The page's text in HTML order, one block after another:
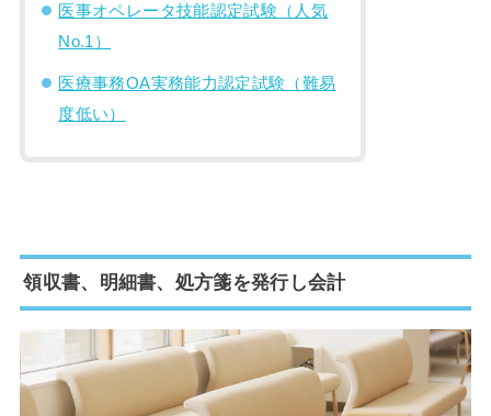
医事オペレータ技能認定試験（人気
No.1）
医療事務OA実務能力認定試験（難易
度低い）
領収書、明細書、処方箋を発行し会計